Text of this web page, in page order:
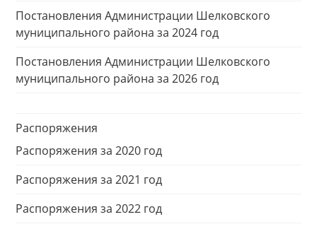
Постановления Администрации Шелковского
муниципального района за 2024 год
Постановления Администрации Шелковского
муниципального района за 2026 год
Распоряжения
Распоряжения за 2020 год
Распоряжения за 2021 год
Распоряжения за 2022 год